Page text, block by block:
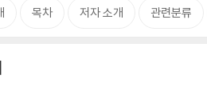
목차 저자 소개 관련분류